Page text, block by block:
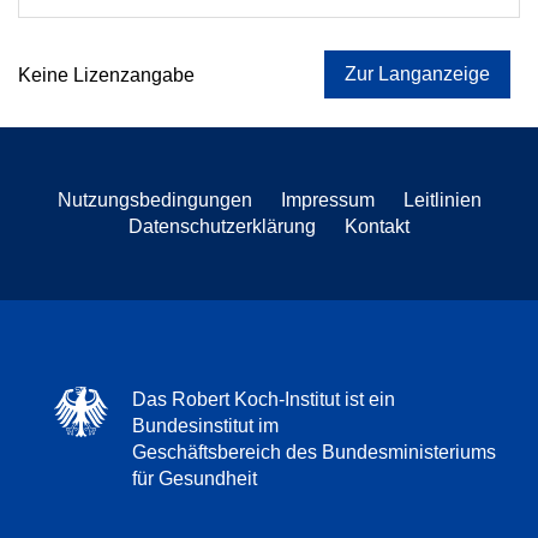
Keine Lizenzangabe Zur Langanzeige
Nutzungsbedingungen Impressum
Leitlinien
Datenschutzerklärung
Kontakt
Das Robert Koch-Institut ist ein
Bundesinstitut im
Geschäftsbereich des Bundesministeriums
für Gesundheit